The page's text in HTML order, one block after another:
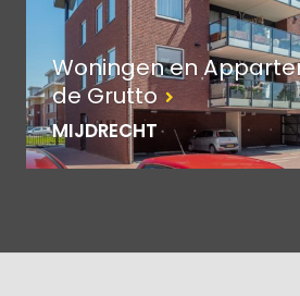
Woningen en
de Grutto
MIJDRECHT